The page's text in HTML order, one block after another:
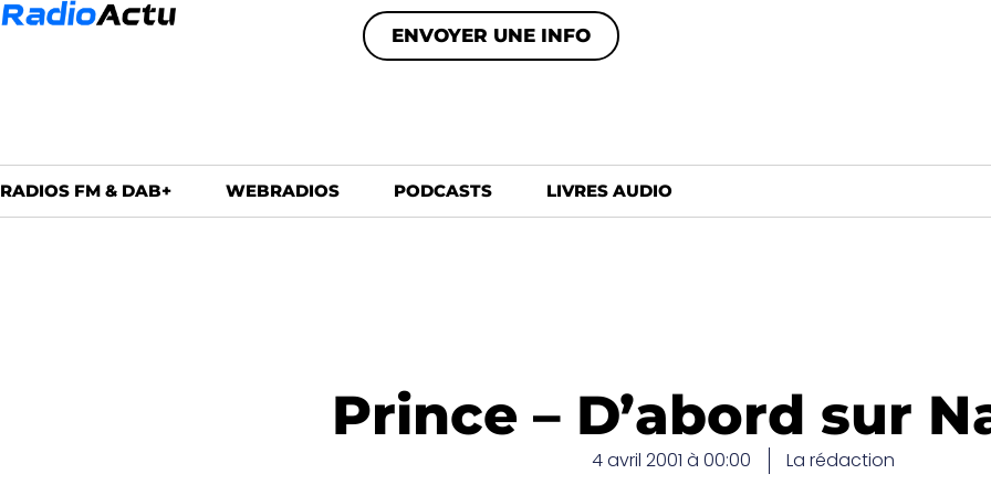
ENVOYER UNE INFO
RADIOS FM & DAB+ WEBRADIOS PODCASTS LIVRES AUDIO
Prince – D’abord sur
4 avril 2001 à 00:00 La rédaction